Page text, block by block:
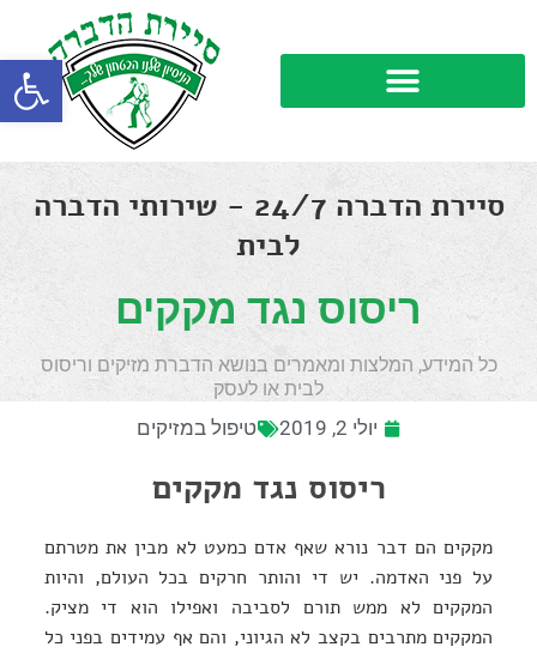
פתח
סיירת הדברה 24/7 - שירותי הדברה
לבית
ריסוס נגד מקקים
כל המידע, המלצות ומאמרים בנושא הדברת מזיקים וריסוס
לבית או לעסק
יולי 2, 2019 טיפול במזיקים
ריסוס נגד מקקים
מקקים הם דבר נורא שאף אדם כמעט לא מבין את מטרתם
על פני האדמה. יש די והותר חרקים בכל העולם, והיות
המקקים לא ממש תורם לסביבה ואפילו הוא די מציק.
המקקים מתרבים בקצב לא הגיוני, והם אף עמידים בפני כל